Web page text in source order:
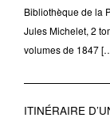
Bibliothèque de la
Jules Michelet, 2
volumes de 1847
ITINÉRAIRE